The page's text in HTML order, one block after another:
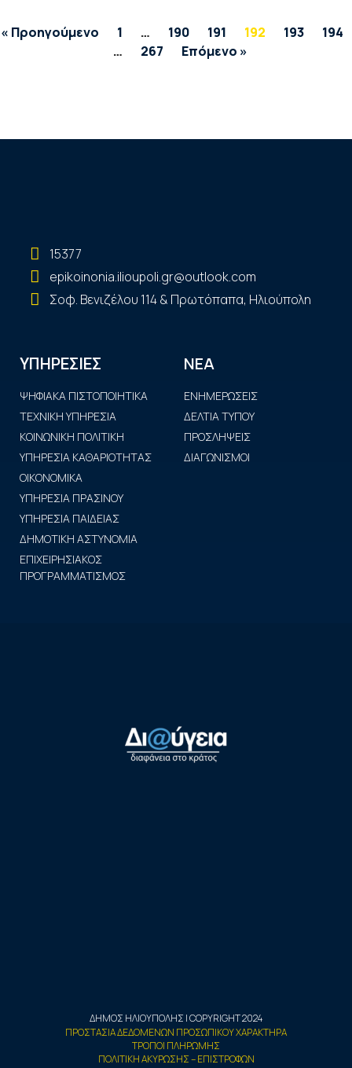
« Προηγούμενο 1 … 190 191 192 193
194
…
267 Επόμενο »
15377
epikoinonia.ilioupoli.gr@outlook.com
Σοφ. Βενιζέλου 114 & Πρωτόπαπα, Ηλιούπολη
ΥΠΗΡΕΣΙΕΣ
ΨΗΦΙΑΚΑ ΠΙΣΤΟΠΟΙΗΤΙΚΑ
ΤΕΧΝΙΚΗ ΥΠΗΡΕΣΙΑ
ΚΟΙΝΩΝΙΚΗ ΠΟΛΙΤΙΚΗ
ΥΠΗΡΕΣΙΑ ΚΑΘΑΡΙΟΤΗΤΑΣ
ΟΙΚΟΝΟΜΙΚΑ
ΥΠΗΡΕΣΙΑ ΠΡΑΣΙΝΟΥ
ΥΠΗΡΕΣΙΑ ΠΑΙΔΕΙΑΣ
ΔΗΜΟΤΙΚΗ ΑΣΤΥΝΟΜΙΑ
ΕΠΙΧΕΙΡΗΣΙΑΚΟΣ
ΠΡΟΓΡΑΜΜΑΤΙΣΜΟΣ
ΝΕΑ
ΕΝΗΜΕΡΩΣΕΙΣ
ΔΕΛΤΙΑ ΤΥΠΟΥ
ΠΡΟΣΛΗΨΕΙΣ
ΔΙΑΓΩΝΙΣΜΟΙ
ΔΗΜΟΣ ΗΛΙΟΥΠΟΛΗΣ | COPYRIGHT 2024
ΠΡΟΣΤΑΣΙΑ ΔΕΔΟΜΕΝΩΝ ΠΡΟΣΩΠΙΚΟΥ ΧΑΡΑΚΤΗΡΑ
ΤΡΟΠΟΙ ΠΛΗΡΩΜΗΣ
ΠΟΛΙΤΙΚΗ ΑΚΥΡΩΣΗΣ – ΕΠΙΣΤΡΟΦΩΝ